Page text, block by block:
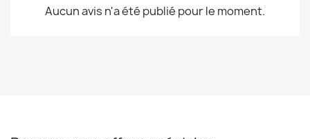
Aucun avis n'a été publié pour le moment.